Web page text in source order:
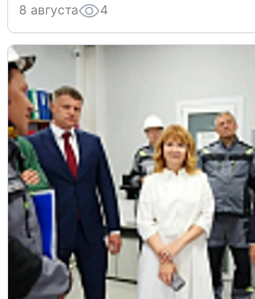
8 августа 4